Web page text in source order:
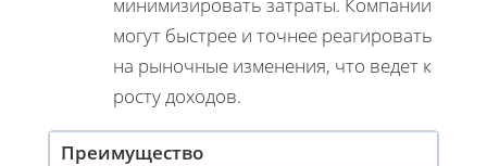
могут быстрее и точнее реагировать
на рыночные изменения, что ведет к
росту доходов.
Преимущество